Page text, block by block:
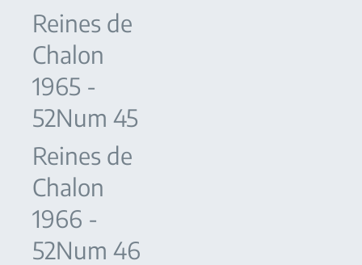
Reines de
Chalon
1965 -
52Num 45
Reines de
Chalon
1966 -
52Num 46